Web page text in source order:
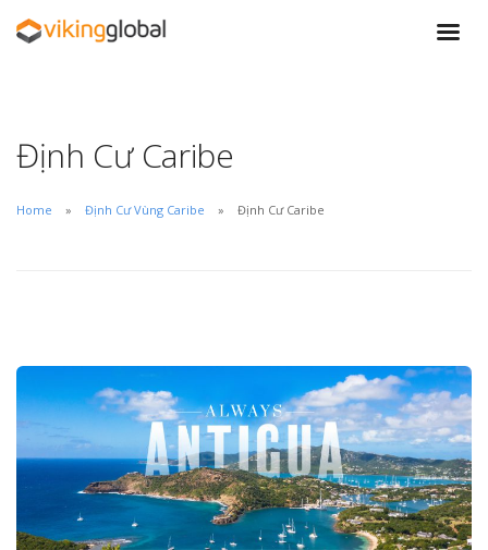
Định Cư Caribe
Home Định Cư Vùng Caribe Định Cư Caribe